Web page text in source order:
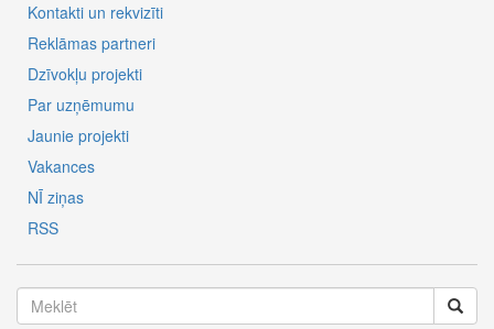
Kontakti un rekvizīti
Reklāmas partneri
Dzīvokļu projekti
Par uzņēmumu
Jaunie projekti
Vakances
NĪ ziņas
RSS